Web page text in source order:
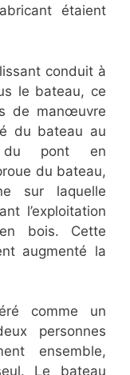
étaient
conduit à
le bateau, ce
de manœuvre
du bateau au
du pont en
du bateau,
sur laquelle
l’exploitation
bois. Cette
augmenté la
comme un
personnes
ensemble,
Le bateau